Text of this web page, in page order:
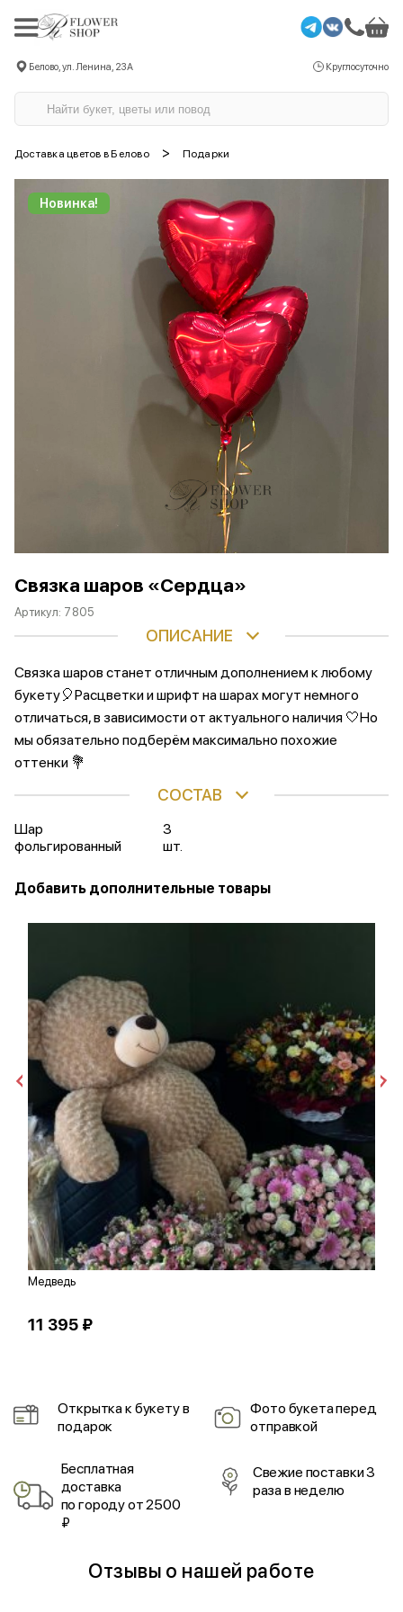
Белово, ул. Ленина, 23А Круглосуточно
Доставка цветов в Белово > Подарки
Новинка!
Связка шаров «Сердца»
Артикул: 7805
ОПИСАНИЕ
Связка шаров станет отличным дополнением к любому
букету🎈Расцветки и шрифт на шарах могут немного
отличаться, в зависимости от актуального наличия 🤍Но
мы обязательно подберём максимально похожие
оттенки 💐
СОСТАВ
Шар
фольгированный
3
шт.
Добавить дополнительные товары
Медведь
11 395 ₽
Открытка к букету в
подарок
Фото букета перед
отправкой
Бесплатная
доставка
по городу от 2500
₽
Свежие поставки 3
раза в неделю
Отзывы о нашей работе